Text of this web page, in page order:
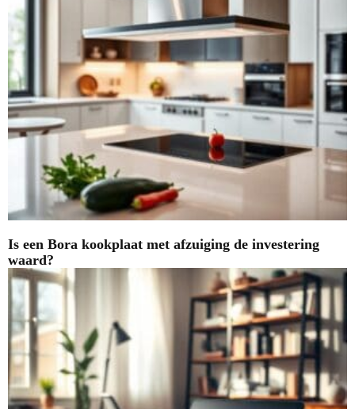
Is een Bora kookplaat met afzuiging de investering
waard?